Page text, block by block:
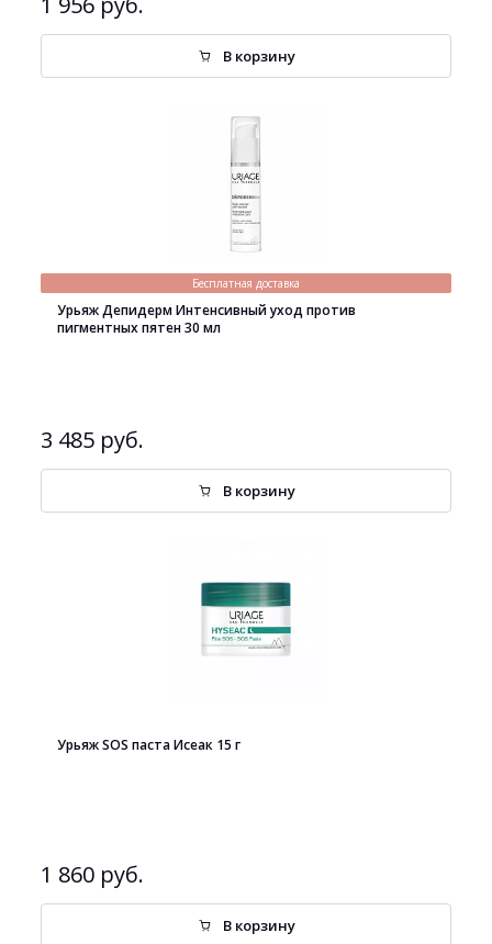
В корзину
Бесплатная доставка
Урьяж Депидерм Интенсивный уход против
пигментных пятен 30 мл
3 485 руб.
В корзину
Урьяж SOS паста Исеак 15 г
1 860 руб.
В корзину